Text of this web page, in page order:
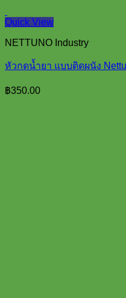
Quick View
NETTUNO Industry
หัวกดน้ำยา แบบติดผนัง
฿350.00